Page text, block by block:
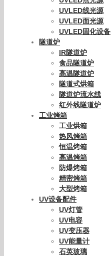
UVLED线光源
UVLED面光源
UVLED固化设备
隧道炉
IR隧道炉
食品隧道炉
高温隧道炉
隧道式烘箱
隧道炉流水线
红外线隧道炉
工业烤箱
工业烘箱
热风烤箱
恒温烤箱
高温烤箱
防爆烤箱
精密烤箱
大型烤箱
UV设备配件
UV灯管
UV电容
UV变压器
UV能量计
石英玻璃